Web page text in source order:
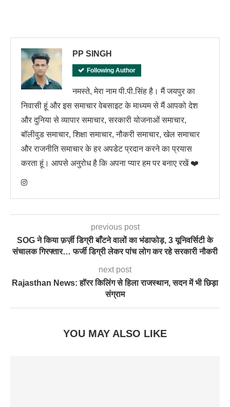
PP SINGH
Following Author
नमस्ते, मेरा नाम पी.पी.सिंह है। मैं जयपुर का
निवासी हूं और इस समाचार वेबसाइट के माध्यम से मैं आपको देश
और दुनिया से व्यापार समाचार, सरकारी योजनाओं समाचार,
बॉलीवुड समाचार, शिक्षा समाचार, नौकरी समाचार, खेल समाचार
और राजनीति समाचार के हर अपडेट प्रदान करने का प्रयास
करता हूं। आपसे अनुरोध है कि अपना प्यार हम पर बनाए रखें ❤️
previous post
SOG ने किया फ़र्ज़ी डिग्री बाँटने वालों का भंडाफोड़, 3 यूनिवर्सिटी के
संचालक गिरफ्तार… फर्जी डिग्री लेकर पांच लोग कर रहे सरकारी नौकरी
next post
Rajasthan News: हॉरर किलिंग से हिला राजस्थान, सदन में भी छिड़ा
संग्राम
YOU MAY ALSO LIKE